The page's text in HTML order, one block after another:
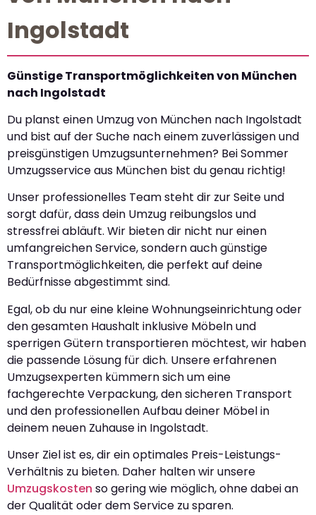
Ingolstadt
Günstige Transportmöglichkeiten von München
nach Ingolstadt
Du planst einen Umzug von München nach Ingolstadt
und bist auf der Suche nach einem zuverlässigen und
preisgünstigen Umzugsunternehmen? Bei Sommer
Umzugsservice aus München bist du genau richtig!
Unser professionelles Team steht dir zur Seite und
sorgt dafür, dass dein Umzug reibungslos und
stressfrei abläuft. Wir bieten dir nicht nur einen
umfangreichen Service, sondern auch günstige
Transportmöglichkeiten, die perfekt auf deine
Bedürfnisse abgestimmt sind.
Egal, ob du nur eine kleine Wohnungseinrichtung oder
den gesamten Haushalt inklusive Möbeln und
sperrigen Gütern transportieren möchtest, wir haben
die passende Lösung für dich. Unsere erfahrenen
Umzugsexperten kümmern sich um eine
fachgerechte Verpackung, den sicheren Transport
und den professionellen Aufbau deiner Möbel in
deinem neuen Zuhause in Ingolstadt.
Unser Ziel ist es, dir ein optimales Preis-Leistungs-
Verhältnis zu bieten. Daher halten wir unsere
Umzugskosten so gering wie möglich, ohne dabei an
der Qualität oder dem Service zu sparen.